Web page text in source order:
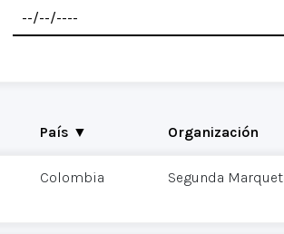
País ▼ Organización
Colombia Segunda